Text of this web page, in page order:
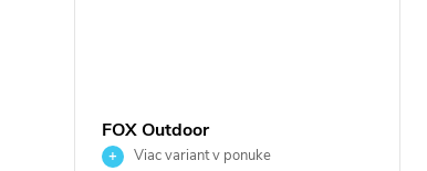
FOX Outdoor
Podložka/podsedák THERMAL
Viac variant v ponuke